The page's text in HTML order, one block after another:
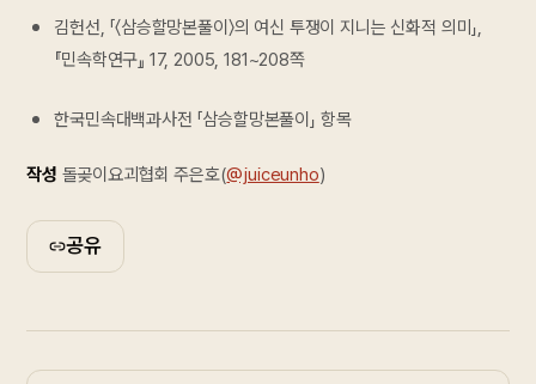
김헌선, 「〈삼승할망본풀이〉의 여신 투쟁이 지니는 신화적 의미」,
『민속학연구』 17, 2005, 181~208쪽
한국민속대백과사전 「삼승할망본풀이」 항목
작성 돌곶이요괴협회 주은호(@juiceunho)
공유